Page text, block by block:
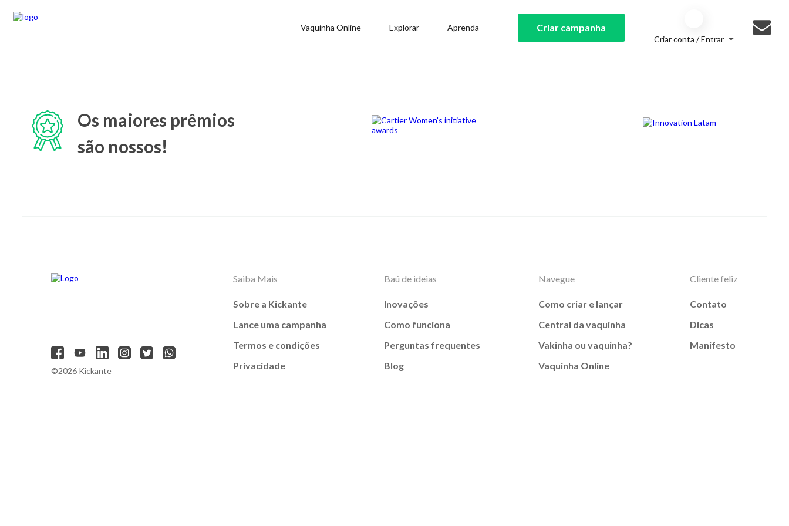
Vaquinha Online Explorar Aprenda Criar campanha
Criar conta / Entrar
Os maiores prêmios
são nossos!
©2026 Kickante
Saiba Mais
Sobre a Kickante
Lance uma campanha
Termos e condições
Privacidade
Baú de ideias
Inovações
Como funciona
Perguntas frequentes
Blog
Navegue
Como criar e lançar
Central da vaquinha
Vakinha ou vaquinha?
Vaquinha Online
Cliente feliz
Contato
Dicas
Manifesto